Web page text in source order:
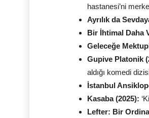
hastanesi’ni
Ayrılık da
Bir İhtimal Daha
Geleceğe
Gupive Platonik
aldığı komedi
İstanbul
Kasaba (2025):
Lefter: Bir